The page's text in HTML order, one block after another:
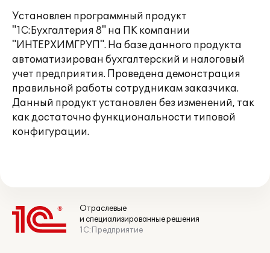
Установлен программный продукт
"1С:Бухгалтерия 8" на ПК компании
"ИНТЕРХИМГРУП". На базе данного продукта
автоматизирован бухгалтерский и налоговый
учет предприятия. Проведена демонстрация
правильной работы сотрудникам заказчика.
Данный продукт установлен без изменений, так
как достаточно функциональности типовой
конфигурации.
Отраслевые
и специализированные решения
1С:Предприятие